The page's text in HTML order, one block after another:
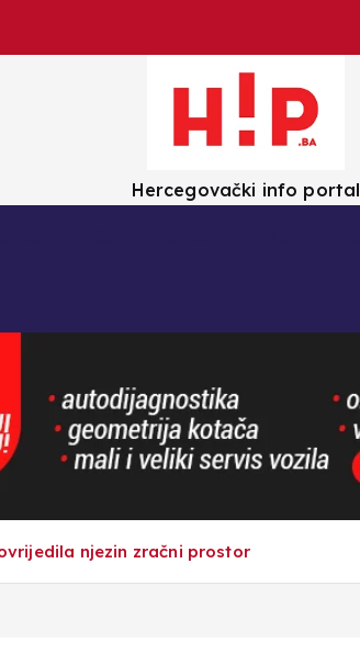
Hercegovački info portal
njezin zračni prostor